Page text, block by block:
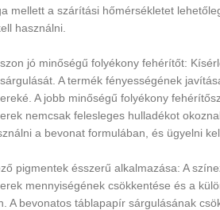
mellett a szárítási hőmérsékletet
használni.
jó minőségű folyékony fehérítőt:
A termék fényességének
A jobb minőségű folyékony
nemcsak felesleges hulladékot
a bevonat formulában, és ügyelni
pigmentek ésszerű alkalmazása: A
mennyiségének csökkentése és a
A bevonatos táblapapír sárgulásának